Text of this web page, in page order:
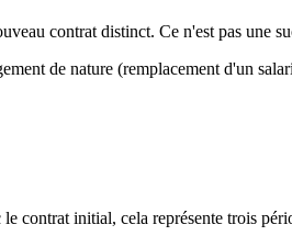
contrat distinct. Ce n'est pas une
de nature (remplacement d'un
contrat initial, cela représente trois